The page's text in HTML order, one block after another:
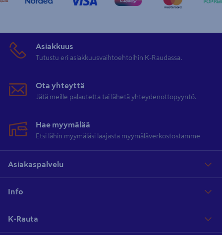
Asiakkuus
Tutustu eri asiakkuusvaihtoehtoihin K-Raudassa.
Ota yhteyttä
Jätä meille palautetta tai lähetä yhteydenottopyyntö.
Hae myymälää
Etsi lähin myymäläsi laajasta myymäläverkostostamme
Asiakaspalvelu
Info
K-Rauta